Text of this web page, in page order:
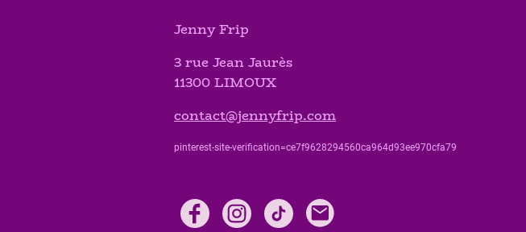
Jenny Frip
3 rue Jean Jaurès
11300 LIMOUX
contact@jennyfrip.com
pinterest-site-verification=ce7f9628294560ca964d93ee970cfa79